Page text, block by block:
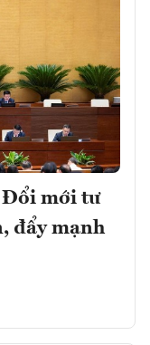
Đổi mới tư
đẩy mạnh